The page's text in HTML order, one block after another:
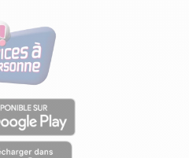
Une aide
soutien moral
ces obstacles.
dans leurs
au soutien reçu est
inestimable
de leurs efforts les